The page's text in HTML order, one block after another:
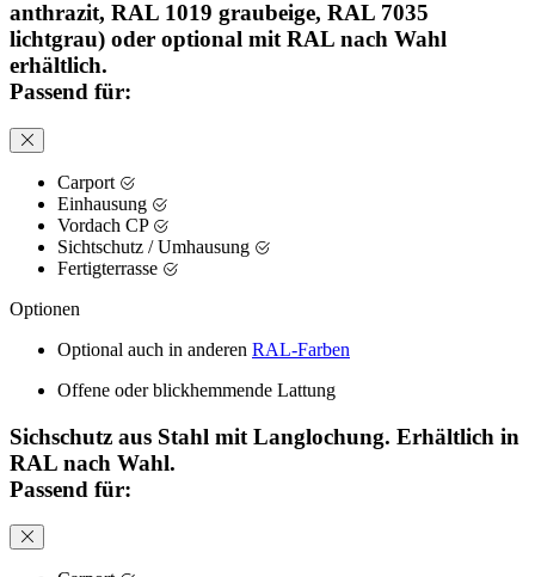
anthrazit, RAL 1019 graubeige, RAL 7035
lichtgrau) oder optional mit RAL nach Wahl
erhältlich.
Passend für:
Carport
Einhausung
Vordach CP
Sichtschutz / Umhausung
Fertigterrasse
Optionen
Optional auch in anderen RAL-Farben
Offene oder blickhemmende Lattung
Sichschutz aus Stahl mit Langlochung. Erhältlich in
RAL nach Wahl.
Passend für: